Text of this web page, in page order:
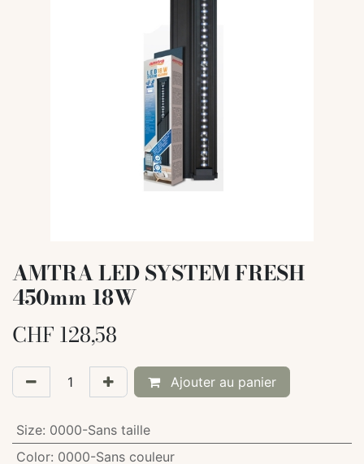
AMTRA LED SYSTEM FRESH
450mm 18W
CHF 128,58
Ajouter au panier
Size: 0000-Sans taille
Color: 0000-Sans couleur